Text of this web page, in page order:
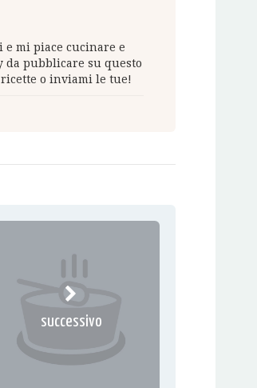
e mi piace cucinare e
da pubblicare su questo
ricette o inviami le tue!
successivo